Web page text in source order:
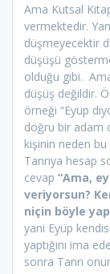
Ama Kutsal
vermektedir.
düşmeyecektir
düşüşü
olduğu gibi.
düşüş değildir.
örneği “Eyüp
doğru bir adam
kişinin neden bu
Tanrıya hesap
cevap “Ama,
veriyorsun?
niçin böyle
yani Eyüp
yaptığını ima
sonra Tanrı